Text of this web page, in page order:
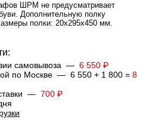
ШРМ не предусматривает
Дополнительную полку
полки: 20x295x450 мм.
самовывоза — 6 550 ₽
по Москве — 6 550 + 1 800 = 8
— 700 ₽